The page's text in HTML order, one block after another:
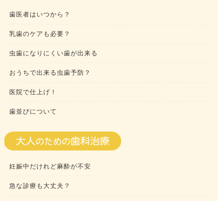
歯医者はいつから？
乳歯のケアも必要？
虫歯になりにくい歯が出来る
おうちで出来る虫歯予防？
医院で仕上げ！
歯並びについて
妊娠中だけれど麻酔が不安
急な診療も大丈夫？